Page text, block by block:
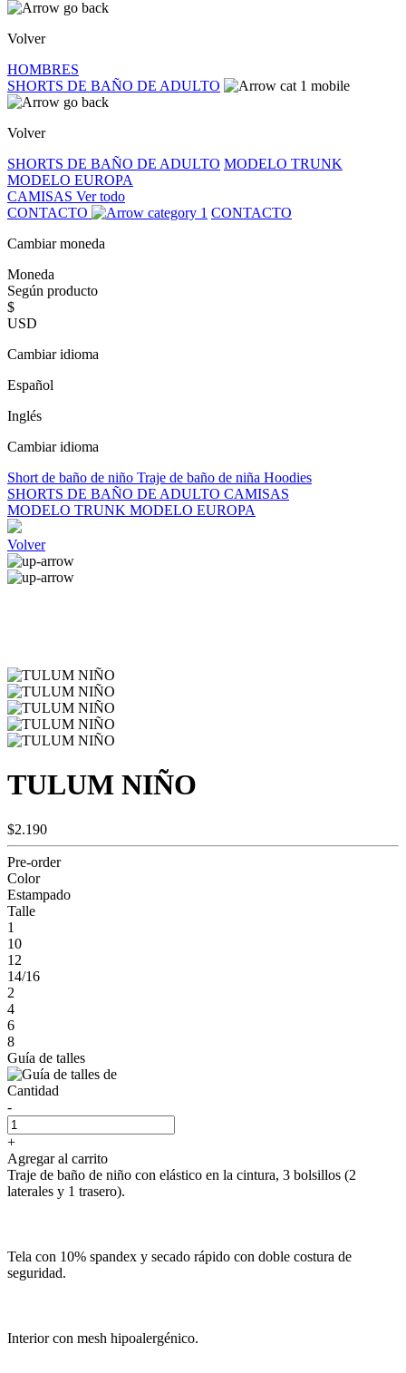
Volver
HOMBRES
SHORTS DE BAÑO DE ADULTO
Volver
SHORTS DE BAÑO DE ADULTO MODELO TRUNK
MODELO EUROPA
CAMISAS Ver todo
CONTACTO
CONTACTO
Cambiar moneda
Moneda
Según producto
$
USD
Cambiar idioma
Español
Inglés
Cambiar idioma
Short de baño de niño Traje de baño de niña Hoodies
SHORTS DE BAÑO DE ADULTO CAMISAS
MODELO TRUNK MODELO EUROPA
Volver
TULUM NIÑO
$2.190
Pre-order
Color
Estampado
Talle
1
10
12
14/16
2
4
6
8
Guía de talles
Cantidad
-
+
Agregar al carrito
Traje de baño de niño con elástico en la cintura, 3 bolsillos (2
laterales y 1 trasero).
Tela con 10% spandex y secado rápido con doble costura de
seguridad.
Interior con mesh hipoalergénico.